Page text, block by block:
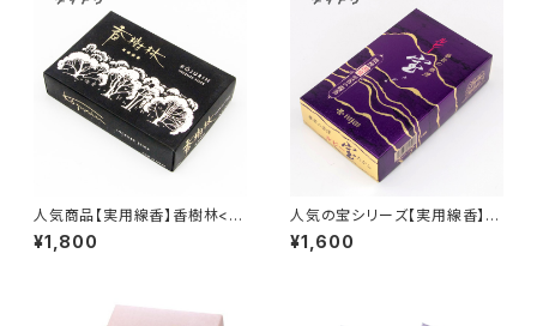
人気商品【実用線香】香樹林<煙
量：ふつう>甘く清浄な白檀の香
り 家庭用 大バラ詰 『御霊
¥1,800
人気の宝シリーズ【実用線香】ル
ビー宝<煙量：極微煙>消臭効果
あり フローラルブーケの香
¥1,600